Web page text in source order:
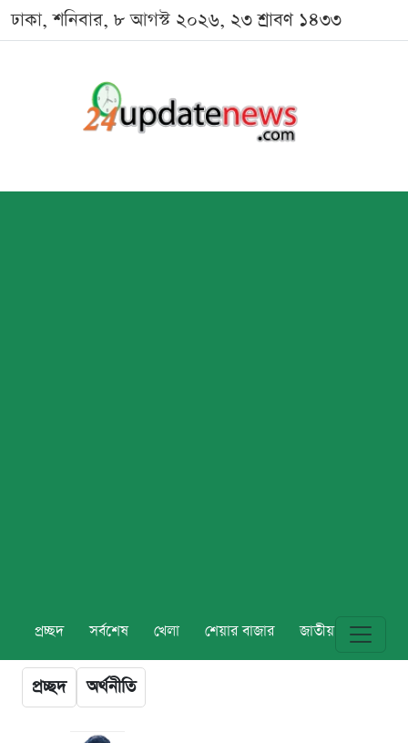
ঢাকা, শনিবার, ৮ আগস্ট ২০২৬, ২৩ শ্রাবণ ১৪৩৩
প্রচ্ছদ সর্বশেষ খেলা শেয়ার বাজার জাতীয় বিশ্ব
প্রচ্ছদ অর্থনীতি